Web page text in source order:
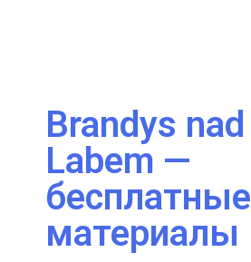
Brandys nad
Labem —
бесплатные
материалы